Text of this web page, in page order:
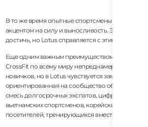
В то же время опытные спортсмены получают
акцентом на силу и выносливость. Этот баланс
достичь, но Lotus справляется с этим очень
Еще одним важным преимуществом является
CrossFit по всему миру непреднамеренно
новичков, но в Lotus чувствуется заметно более
ориентированная на сообщество обстановка.
смесь долгосрочных экспатов, цифровых
вьетнамских спортсменов, корейских
посетителей, тренирующихся вместе.